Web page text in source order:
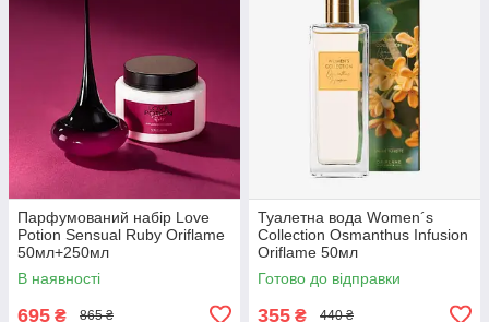
Парфумований набір Love
Potion Sensual Ruby Oriflame
50мл+250мл
В наявності
695 ₴ 865 ₴
Туалетна вода Women´s
Collection Osmanthus Infusion
Oriflame 50мл
Готово до відправки
355 ₴ 440 ₴